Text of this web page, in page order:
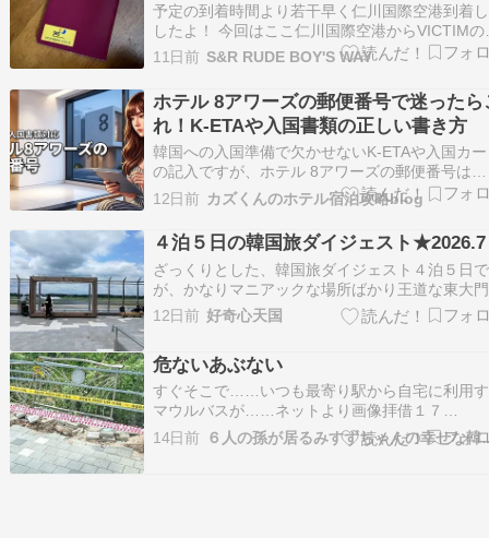
予定の到着時間より若干早く仁川国際空港到着
したよ！ 今回はここ仁川国際空港からVICTIMの
長さんの車に乗せてもらって清州（チョンジュ
で行くことになってて、その社長さんから迎え
くのがちょっと遅れそうって連絡あってたし、
ソウルに来る時は北九州空港を利用してたから
11日前 S&R RUDE BOY'S WAY
ホテル 8アワーズの郵便番号で迷ったら
れ！K-ETAや入国書類の正しい書き方
韓国への入国準備で欠かせないK-ETAや入国カ
の記入ですが、ホテル 8アワーズの郵便番号は
「04526」と入力すれば解決します。慣れない
表記を前に「もし書き間違えたら……」と、申
面で不安を感じてはいませんか？ でも安心して
ださい。最新の住所データと正しい書き方のコ…
12日前 カズくんのホテル宿泊攻略blog
４泊５日の韓国旅ダイジェスト★2026.7
ざっくりとした、韓国旅ダイジェスト４泊５日
が、かなりマニアックな場所ばかり王道な東大
場、人気の聖水、観光地も完全スルーベーグル
ナリ系も流行りの韓国料理も食べず、昔ながら
ンクがあったものの、土地勘は鈍ってなかった
韓…
12日前 好奇心天国
危ないあぶない
すぐそこで……いつも最寄り駅から自宅に利用
マウルバスが……ネットより画像拝借１７
日????????祝日１１時半頃運転手の居眠り……
くんがバスの事故有ったの知ってるって調べて
14日前 ６人の孫が居